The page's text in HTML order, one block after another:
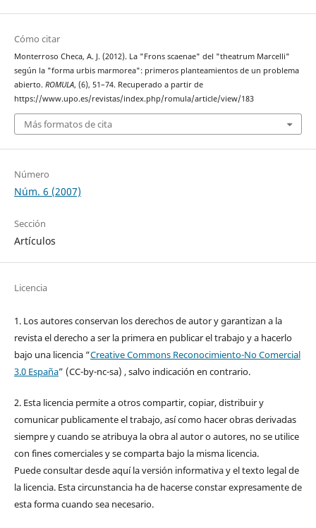
Cómo citar
Monterroso Checa, A. J. (2012). La "Frons scaenae" del "theatrum Marcelli"
según la "forma urbis marmorea": primeros planteamientos de un problema
abierto. ROMULA, (6), 51–74. Recuperado a partir de
https://www.upo.es/revistas/index.php/romula/article/view/183
Más formatos de cita
Número
Núm. 6 (2007)
Sección
Artículos
Licencia
1. Los autores conservan los derechos de autor y garantizan a la
revista el derecho a ser la primera en publicar el trabajo y a hacerlo
bajo una licencia “Creative Commons Reconocimiento-No Comercial
3.0 España” (CC-by-nc-sa) , salvo indicación en contrario.
2. Esta licencia permite a otros compartir, copiar, distribuir y
comunicar publicamente el trabajo, así como hacer obras derivadas
siempre y cuando se atribuya la obra al autor o autores, no se utilice
con fines comerciales y se comparta bajo la misma licencia.
Puede consultar desde aquí la versión informativa y el texto legal de
la licencia. Esta circunstancia ha de hacerse constar expresamente de
esta forma cuando sea necesario.